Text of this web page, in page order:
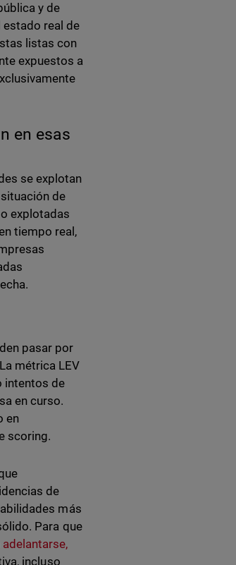
y de
real de
listas con
expuestos a
en esas
se explotan
de
explotadas
tiempo real,
pasar por
métrica LEV
intentos de
en curso.
en
scoring.
de
más
Para que
incluso